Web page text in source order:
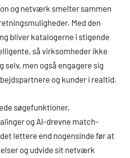
og netværk smelter sammen
Med den
bliver katalogerne i stigende
så virksomheder ikke
men også engagere sig
og kunder i realtid.
søgefunktioner,
og AI-drevne match-
lettere end nogensinde før at
og udvide sit netværk